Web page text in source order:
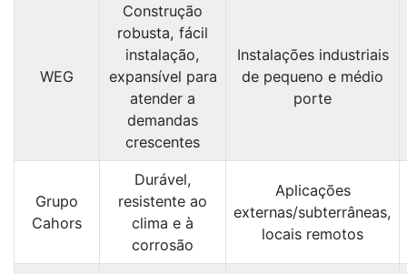
WEG
Construção
robusta, fácil
instalação,
expansível para
atender a
demandas
crescentes
Instalações industriais
de pequeno e médio
porte
Grupo
Cahors
Durável,
resistente ao
clima e à
corrosão
Aplicações
externas/subterrâneas,
locais remotos